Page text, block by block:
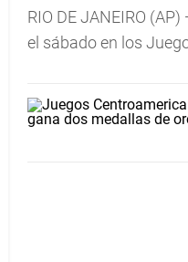
RIO DE JANEIRO
el sábado en los